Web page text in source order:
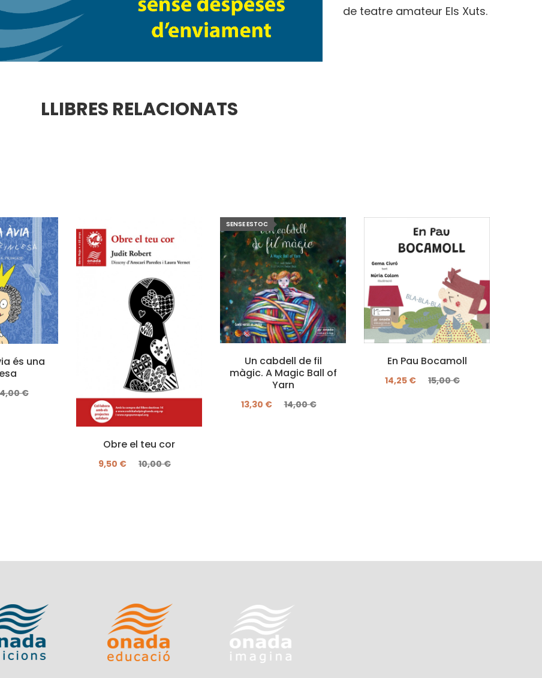
col·labora a la revista Lo Collet i és membre actiu del grup de teatre amateur Els Xuts.
LLIBRES RELACIONATS
és una
€
Obre el teu cor
9,50 € 10,00 €
SENSE ESTOC
Un cabdell de fil
màgic. A Magic Ball of
Yarn
13,30 € 14,00 €
En Pau Bocamoll
14,25 € 15,00 €